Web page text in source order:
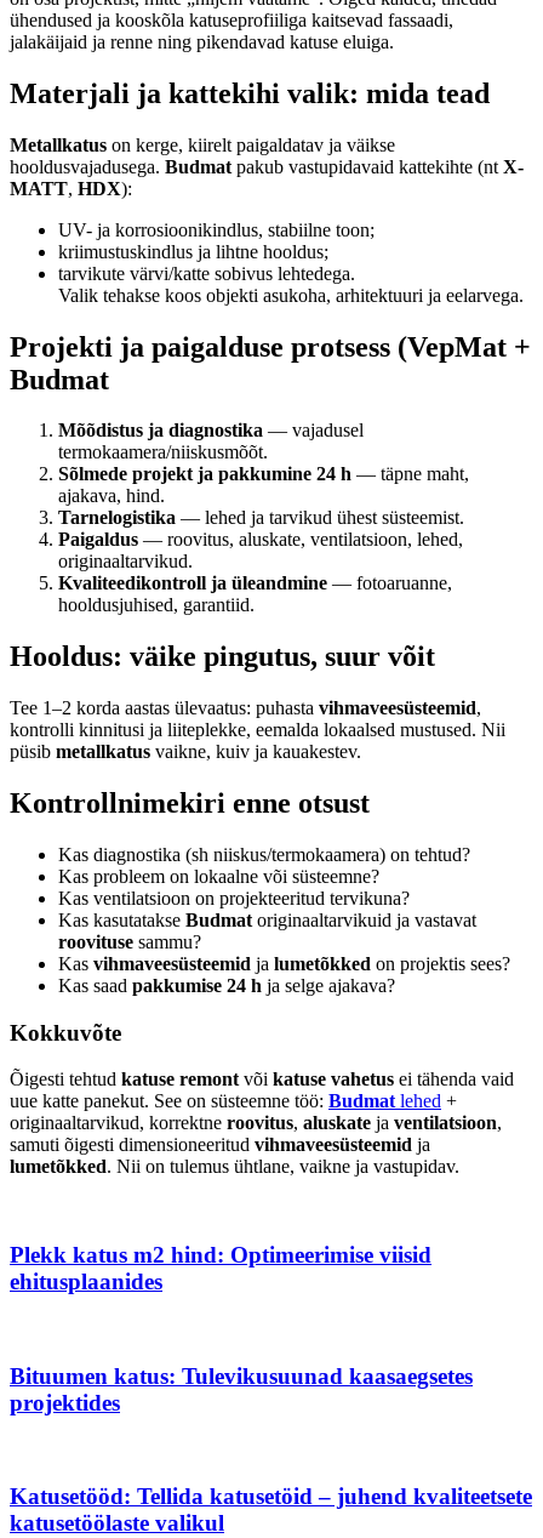
ühendused ja kooskõla katuseprofiiliga kaitsevad fassaadi,
jalakäijaid ja renne ning pikendavad katuse eluiga.
Materjali ja kattekihi valik: mida tead
Metallkatus on kerge, kiirelt paigaldatav ja väikse
hooldusvajadusega. Budmat pakub vastupidavaid kattekihte (nt X-
MATT, HDX):
UV- ja korrosioonikindlus, stabiilne toon;
kriimustuskindlus ja lihtne hooldus;
tarvikute värvi/katte sobivus lehtedega.
Valik tehakse koos objekti asukoha, arhitektuuri ja eelarvega.
Projekti ja paigalduse protsess (VepMat +
Budmat
Mõõdistus ja diagnostika — vajadusel
termokaamera/niiskusmõõt.
Sõlmede projekt ja pakkumine 24 h — täpne maht,
ajakava, hind.
Tarnelogistika — lehed ja tarvikud ühest süsteemist.
Paigaldus — roovitus, aluskate, ventilatsioon, lehed,
originaaltarvikud.
Kvaliteedikontroll ja üleandmine — fotoaruanne,
hooldusjuhised, garantiid.
Hooldus: väike pingutus, suur võit
Tee 1–2 korda aastas ülevaatus: puhasta vihmaveesüsteemid,
kontrolli kinnitusi ja liiteplekke, eemalda lokaalsed mustused. Nii
püsib metallkatus vaikne, kuiv ja kauakestev.
Kontrollnimekiri enne otsust
Kas diagnostika (sh niiskus/termokaamera) on tehtud?
Kas probleem on lokaalne või süsteemne?
Kas ventilatsioon on projekteeritud tervikuna?
Kas kasutatakse Budmat originaaltarvikuid ja vastavat
roovituse sammu?
Kas vihmaveesüsteemid ja lumetõkked on projektis sees?
Kas saad pakkumise 24 h ja selge ajakava?
Kokkuvõte
Õigesti tehtud katuse remontvõi katuse vahetus ei tähenda vaid
uue katte panekut. See on süsteemne töö: Budmatlehed +
originaaltarvikud, korrektne roovitus, aluskate ja ventilatsioon,
samuti õigesti dimensioneeritud vihmaveesüsteemid ja
lumetõkked. Nii on tulemus ühtlane, vaikne ja vastupidav.
Plekk katus m2 hind: Optimeerimise viisid
ehitusplaanides
Bituumen katus: Tulevikusuunad kaasaegsetes
projektides
Katusetööd: Tellida katusetöid – juhend kvaliteetsete
katusetöölaste valikul